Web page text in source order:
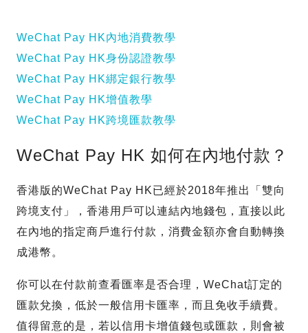
WeChat Pay HK內地消費教學
WeChat Pay HK身份認證教學
WeChat Pay HK綁定銀行教學
WeChat Pay HK增值教學
WeChat Pay HK跨境匯款教學
WeChat Pay HK 如何在內地付款？
香港版的WeChat Pay HK已經於2018年推出「雙向
跨境支付」，香港用戶可以連結內地錢包，直接以此
在內地的指定商戶進行付款，消費金額亦會自動轉換
成港幣。
你可以在付款前查看匯率是否合理，WeChat訂定的
匯款兌換，低於一般信用卡匯率，而且免收手續費。
值得留意的是，若以信用卡增值錢包或匯款，則會被